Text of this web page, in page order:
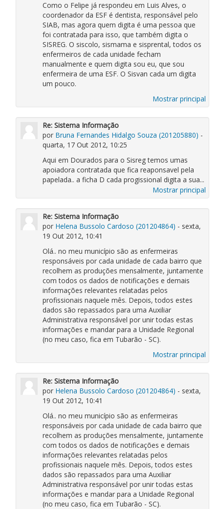
Como o Felipe já respondeu em Luis Alves, o
coordenador da ESF é dentista, responsável pelo
SIAB, mas agora quem digita é uma pessoa que
foi contratada para isso, que também digita o
SISREG. O siscolo, sismama e sisprental, todos os
enfermeiros de cada unidade fecham
manualmente e quem digita sou eu, que sou
enfermeira de uma ESF. O Sisvan cada um digita
um pouco.
Mostrar principal
Re: Sistema Informação
por Bruna Fernandes Hidalgo Souza (201205880) -
quarta, 17 Out 2012, 10:25
Aqui em Dourados para o Sisreg temos umas
apoiadora contratada que fica reaponsavel pela
papelada.. a ficha D cada progissional digita a sua...
Mostrar principal
Re: Sistema Informação
por Helena Bussolo Cardoso (201204864) - sexta,
19 Out 2012, 10:41
Olá.. no meu município são as enfermeiras
responsáveis por cada unidade de cada bairro que
recolhem as produções mensalmente, juntamente
com todos os dados de notificações e demais
informações relevantes relatadas pelos
profissionais naquele mês. Depois, todos estes
dados são repassados para uma Auxiliar
Administrativa responsável por unir todas estas
informações e mandar para a Unidade Regional
(no meu caso, fica em Tubarão - SC).
Mostrar principal
Re: Sistema Informação
por Helena Bussolo Cardoso (201204864) - sexta,
19 Out 2012, 10:41
Olá.. no meu município são as enfermeiras
responsáveis por cada unidade de cada bairro que
recolhem as produções mensalmente, juntamente
com todos os dados de notificações e demais
informações relevantes relatadas pelos
profissionais naquele mês. Depois, todos estes
dados são repassados para uma Auxiliar
Administrativa responsável por unir todas estas
informações e mandar para a Unidade Regional
(no meu caso, fica em Tubarão - SC).